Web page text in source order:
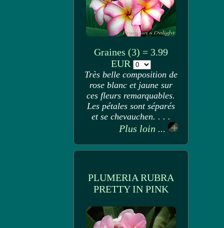
Graines (3) = 3.99
EUR
Très belle composition de
rose blanc et jaune sur
ces fleurs remarquables.
Les pétales sont séparés
et se chevauchen. . . .
Plus loin ...
PLUMERIA RUBRA
PRETTY IN PINK